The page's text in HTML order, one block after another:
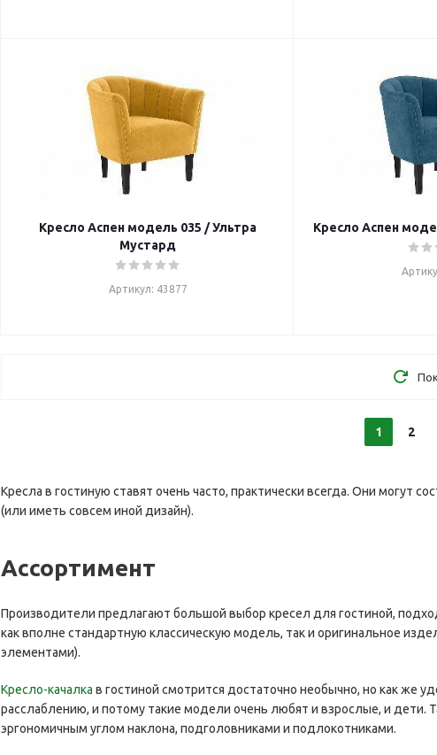
Кресло Аспен модель 035 / Ультра
Мустард
Артикул: 43877
Кресло Аспен
1 2
Кресла в гостиную ставят очень часто, практически всегда. Они могут
(или иметь совсем иной дизайн).
Ассортимент
Производители предлагают большой выбор кресел для гостиной,
как вполне стандартную классическую модель, так и оригинальное
элементами).
Кресло-качалка в гостиной смотрится достаточно необычно, но как же
расслаблению, и потому такие модели очень любят и взрослые, и дети.
эргономичным углом наклона, подголовниками и подлокотниками.